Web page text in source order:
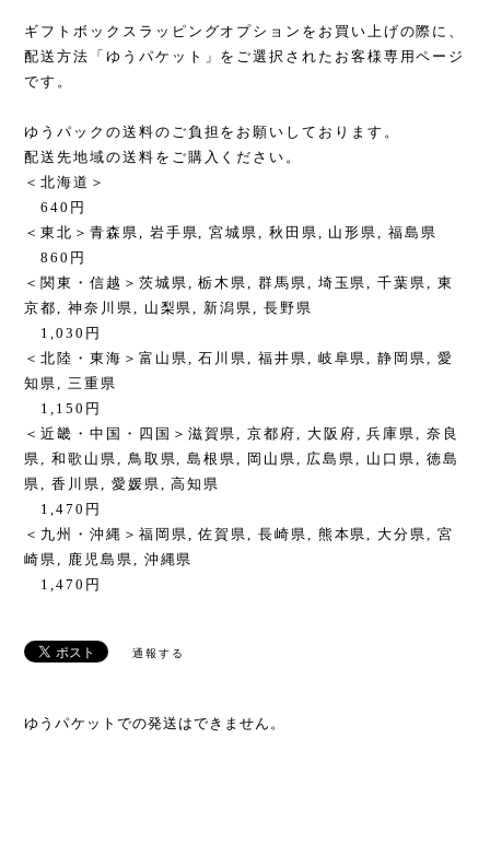
ギフトボックスラッピングオプションをお買い上げの際に、
配送方法「ゆうパケット」をご選択されたお客様専用ページ
です。
ゆうパックの送料のご負担をお願いしております。
配送先地域の送料をご購入ください。
＜北海道＞
640円
＜東北＞青森県, 岩手県, 宮城県, 秋田県, 山形県, 福島県
860円
＜関東・信越＞茨城県, 栃木県, 群馬県, 埼玉県, 千葉県, 東
京都, 神奈川県, 山梨県, 新潟県, 長野県
1,030円
＜北陸・東海＞富山県, 石川県, 福井県, 岐阜県, 静岡県, 愛
知県, 三重県
1,150円
＜近畿・中国・四国＞滋賀県, 京都府, 大阪府, 兵庫県, 奈良
県, 和歌山県, 鳥取県, 島根県, 岡山県, 広島県, 山口県, 徳島
県, 香川県, 愛媛県, 高知県
1,470円
＜九州・沖縄＞福岡県, 佐賀県, 長崎県, 熊本県, 大分県, 宮
崎県, 鹿児島県, 沖縄県
1,470円
通報する
ゆうパケットでの発送はできません。